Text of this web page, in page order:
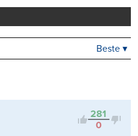
drucken
Kontrovers
Beste ▾
281
0